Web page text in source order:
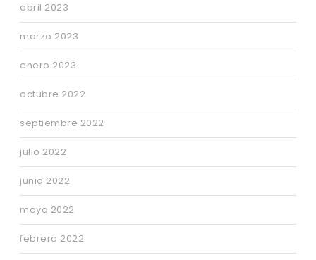
abril 2023
marzo 2023
enero 2023
octubre 2022
septiembre 2022
julio 2022
junio 2022
mayo 2022
febrero 2022